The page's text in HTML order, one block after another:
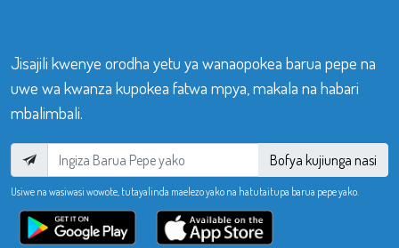
Jisajili kwenye orodha yetu ya wanaopokea barua pepe na
uwe wa kwanza kupokea fatwa mpya, makala na habari
mbalimbali.
Bofya kujiunga nasi
Usiwe na wasiwasi wowote, tutayalinda maelezo yako na hatutaitupa barua pepe yako.